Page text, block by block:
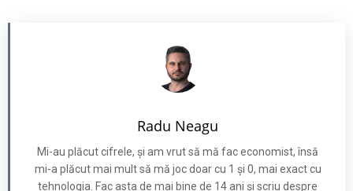
Radu Neagu
Mi-au plăcut cifrele, și am vrut să mă fac economist, însă
mi-a plăcut mai mult să mă joc doar cu 1 și 0, mai exact cu
tehnologia. Fac asta de mai bine de 14 ani și scriu despre